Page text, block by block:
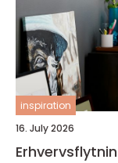
inspiration
16. July 2026